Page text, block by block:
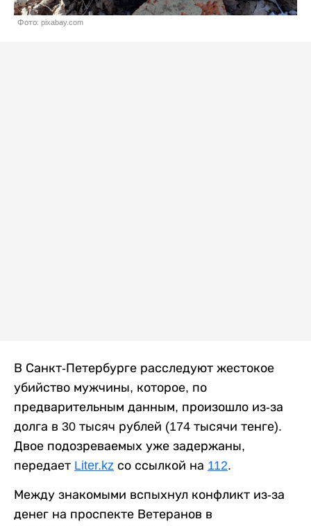
Фото: pixabay.com
В Санкт-Петербурге расследуют жестокое
убийство мужчины, которое, по
предварительным данным, произошло из-за
долга в 30 тысяч рублей (174 тысячи тенге).
Двое подозреваемых уже задержаны,
передает Liter.kz со ссылкой на 112.
Между знакомыми вспыхнул конфликт из-за
денег на проспекте Ветеранов в